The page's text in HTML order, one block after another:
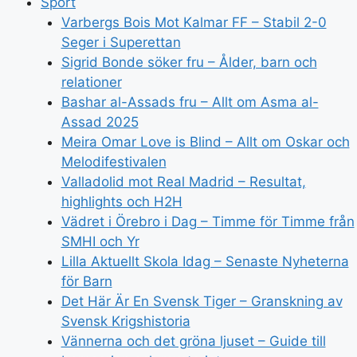
Varbergs Bois Mot Kalmar FF – Stabil 2-0
Seger i Superettan
Sigrid Bonde söker fru – Ålder, barn och
relationer
Bashar al-Assads fru – Allt om Asma al-
Assad 2025
Meira Omar Love is Blind – Allt om Oskar och
Melodifestivalen
Valladolid mot Real Madrid – Resultat,
highlights och H2H
Vädret i Örebro i Dag – Timme för Timme från
SMHI och Yr
Lilla Aktuellt Skola Idag – Senaste Nyheterna
för Barn
Det Här Är En Svensk Tiger – Granskning av
Svensk Krigshistoria
Vännerna och det gröna ljuset – Guide till